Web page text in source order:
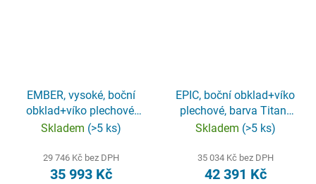
EMBER, vysoké, boční
obklad+víko plechové,
podstavec, barva černá
Skladem (>5 ks)
29 746 Kč bez DPH
35 993 Kč
EPIC, boční obklad+víko
plechové, barva Titan/
černá
Skladem (>5 ks)
35 034 Kč bez DPH
42 391 Kč